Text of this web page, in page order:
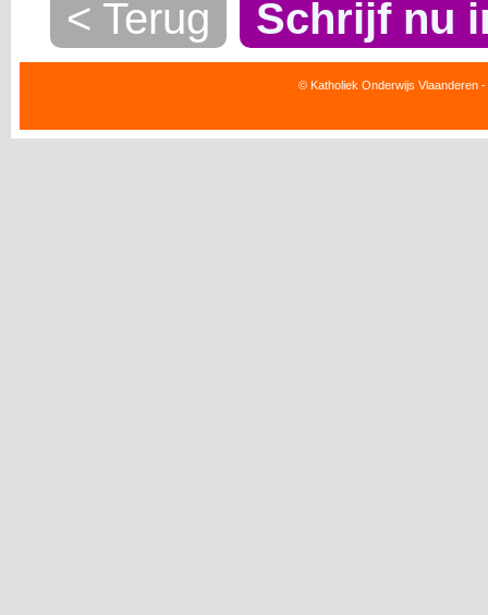
< Terug Schrijf nu
© Katholiek Onderwijs Vlaanderen